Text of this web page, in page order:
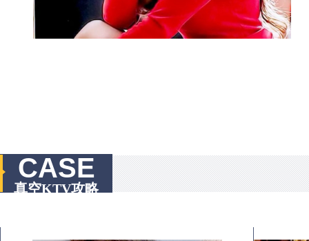
CASE
真空KTV攻略